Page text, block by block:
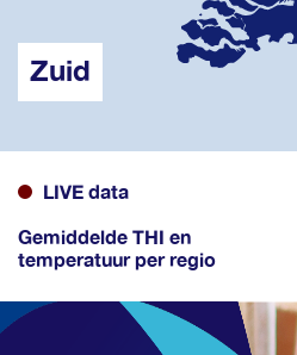
Zuid
LIVE data
Gemiddelde THI en
temperatuur per regio